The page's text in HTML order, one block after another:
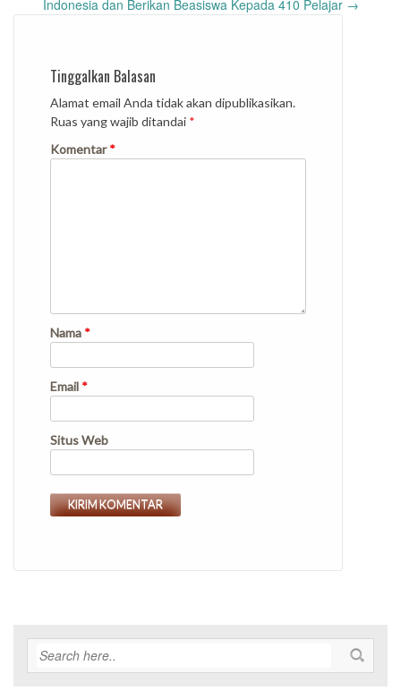
Indonesia dan Berikan Beasiswa Kepada 410 Pelajar →
Tinggalkan Balasan
Alamat email Anda tidak akan dipublikasikan.
Ruas yang wajib ditandai *
Komentar*
Nama *
Email *
Situs Web